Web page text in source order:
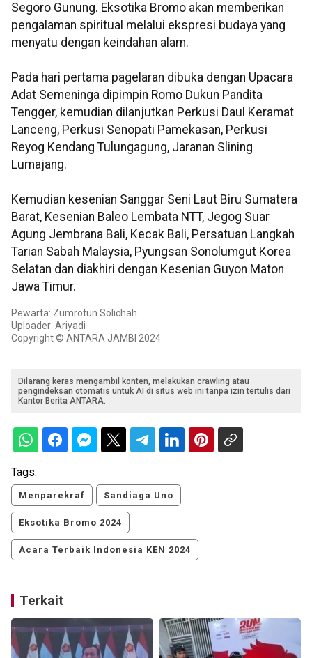
Segoro Gunung. Eksotika Bromo akan memberikan
pengalaman spiritual melalui ekspresi budaya yang
menyatu dengan keindahan alam.
Pada hari pertama pagelaran dibuka dengan Upacara
Adat Semeninga dipimpin Romo Dukun Pandita
Tengger, kemudian dilanjutkan Perkusi Daul Keramat
Lanceng, Perkusi Senopati Pamekasan, Perkusi
Reyog Kendang Tulungagung, Jaranan Slining
Lumajang.
Kemudian kesenian Sanggar Seni Laut Biru Sumatera
Barat, Kesenian Baleo Lembata NTT, Jegog Suar
Agung Jembrana Bali, Kecak Bali, Persatuan Langkah
Tarian Sabah Malaysia, Pyungsan Sonolumgut Korea
Selatan dan diakhiri dengan Kesenian Guyon Maton
Jawa Timur.
Pewarta: Zumrotun Solichah
Uploader: Ariyadi
Copyright © ANTARA JAMBI 2024
Dilarang keras mengambil konten, melakukan crawling atau
pengindeksan otomatis untuk AI di situs web ini tanpa izin tertulis dari
Kantor Berita ANTARA.
Tags:
Menparekraf Sandiaga Uno
Eksotika Bromo 2024
Acara Terbaik Indonesia KEN 2024
Terkait